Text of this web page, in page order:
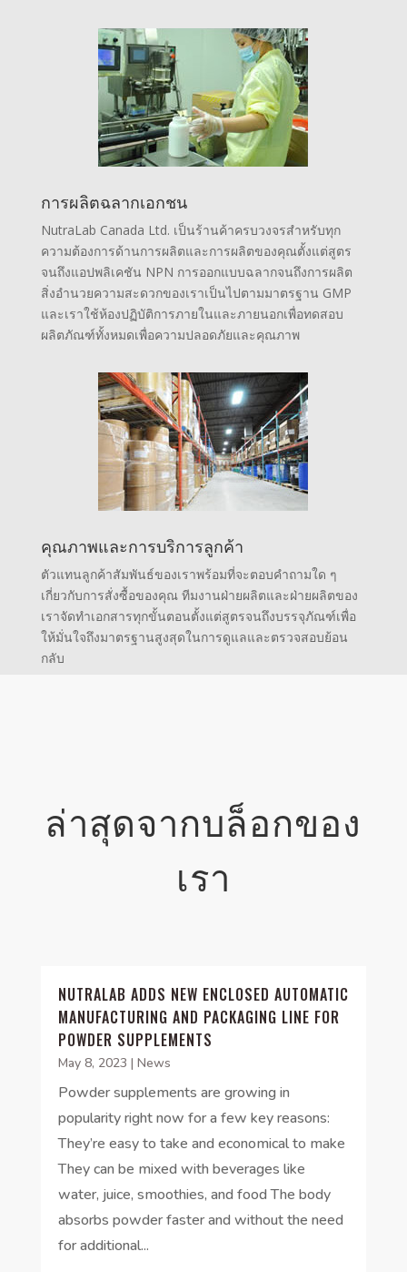
การผลิตฉลากเอกชน
NutraLab Canada Ltd. เป็นร้านค้าครบวงจรสำหรับทุก
ความต้องการด้านการผลิตและการผลิตของคุณตั้งแต่สูตร
จนถึงแอปพลิเคชัน NPN การออกแบบฉลากจนถึงการผลิต
สิ่งอำนวยความสะดวกของเราเป็นไปตามมาตรฐาน GMP
และเราใช้ห้องปฏิบัติการภายในและภายนอกเพื่อทดสอบ
ผลิตภัณฑ์ทั้งหมดเพื่อความปลอดภัยและคุณภาพ
คุณภาพและการบริการลูกค้า
ตัวแทนลูกค้าสัมพันธ์ของเราพร้อมที่จะตอบคำถามใด ๆ
เกี่ยวกับการสั่งซื้อของคุณ ทีมงานฝ่ายผลิตและฝ่ายผลิตของ
เราจัดทำเอกสารทุกขั้นตอนตั้งแต่สูตรจนถึงบรรจุภัณฑ์เพื่อ
ให้มั่นใจถึงมาตรฐานสูงสุดในการดูแลและตรวจสอบย้อน
กลับ
ล่าสุดจากบล็อกของ
เรา
NUTRALAB ADDS NEW ENCLOSED AUTOMATIC
MANUFACTURING AND PACKAGING LINE FOR
POWDER SUPPLEMENTS
May 8, 2023 | News
Powder supplements are growing in
popularity right now for a few key reasons:
They’re easy to take and economical to make
They can be mixed with beverages like
water, juice, smoothies, and food The body
absorbs powder faster and without the need
for additional...